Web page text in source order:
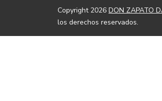
Copyright 2026 DON ZAPATO
los derechos reservados.